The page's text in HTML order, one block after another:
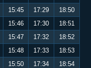
15:45 17:29
18:50
15:46 17:30
18:51
15:47 17:32
18:52
15:48 17:33
18:53
15:50 17:34
18:54